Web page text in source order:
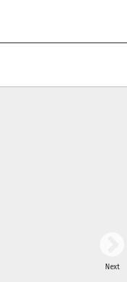
Next